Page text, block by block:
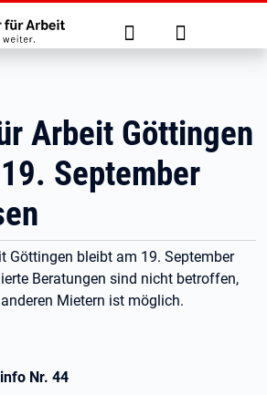
Suche Anmelden
Arbeit Göttingen
September
Göttingen bleibt am 19. September
Beratungen sind nicht betroffen,
Mietern ist möglich.
Nr. 44